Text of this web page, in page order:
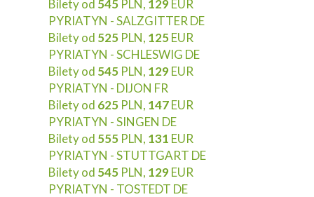
Bilety od 545 PLN, 129EUR
PYRIATYN - SALZGITTER DE
Bilety od 525 PLN, 125EUR
PYRIATYN - SCHLESWIG DE
Bilety od 545 PLN, 129EUR
PYRIATYN - DIJON FR
Bilety od 625 PLN, 147EUR
PYRIATYN - SINGEN DE
Bilety od 555 PLN, 131 EUR
PYRIATYN - STUTTGART DE
Bilety od 545 PLN, 129EUR
PYRIATYN - TOSTEDT DE